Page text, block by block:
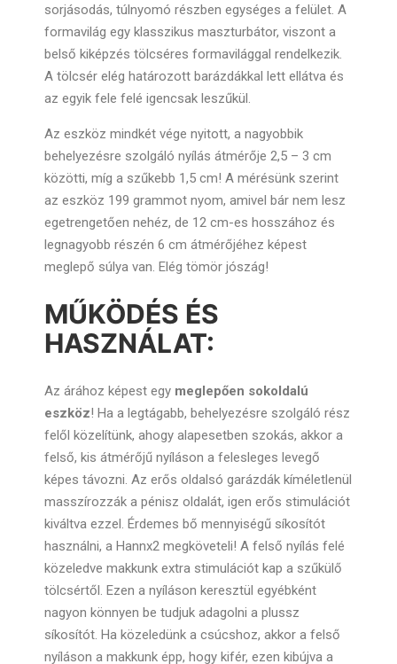
sorjásodás, túlnyomó részben egységes a felület. A
formavilág egy klasszikus maszturbátor, viszont a
belső kiképzés tölcséres formavilággal rendelkezik.
A tölcsér elég határozott barázdákkal lett ellátva és
az egyik fele felé igencsak leszűkül.
Az eszköz mindkét vége nyitott, a nagyobbik
behelyezésre szolgáló nyílás átmérője 2,5 – 3 cm
közötti, míg a szűkebb 1,5 cm! A mérésünk szerint
az eszköz 199 grammot nyom, amivel bár nem lesz
egetrengetően nehéz, de 12 cm-es hosszához és
legnagyobb részén 6 cm átmérőjéhez képest
meglepő súlya van. Elég tömör jószág!
MŰKÖDÉS ÉS
HASZNÁLAT:
Az árához képest egy meglepően sokoldalú
eszköz! Ha a legtágabb, behelyezésre szolgáló rész
felől közelítünk, ahogy alapesetben szokás, akkor a
felső, kis átmérőjű nyíláson a felesleges levegő
képes távozni. Az erős oldalsó garázdák kíméletlenül
masszírozzák a pénisz oldalát, igen erős stimulációt
kiváltva ezzel. Érdemes bő mennyiségű síkosítót
használni, a Hannx2 megköveteli! A felső nyílás felé
közeledve makkunk extra stimulációt kap a szűkülő
tölcsértől. Ezen a nyíláson keresztül egyébként
nagyon könnyen be tudjuk adagolni a plussz
síkosítót. Ha közeledünk a csúcshoz, akkor a felső
nyíláson a makkunk épp, hogy kifér, ezen kibújva a